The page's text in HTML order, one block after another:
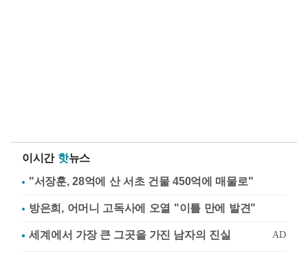
이시간 핫뉴스
"서장훈, 28억에 산 서초 건물 450억에 매물로"
방은희, 어머니 고독사에 오열 "이틀 만에 발견"